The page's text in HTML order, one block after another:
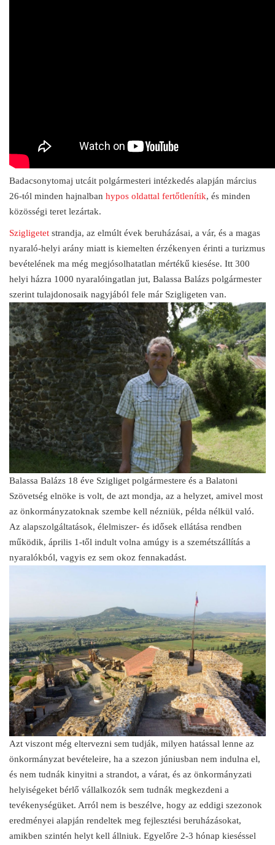
Badacsonytomaj utcáit polgármesteri intézkedés alapján március
26-tól minden hajnalban hypos oldattal fertőtlenítik, és minden
közösségi teret lezártak.
Szigligetet strandja, az elmúlt évek beruházásai, a vár, és a magas
nyaraló-helyi arány miatt is kiemelten érzékenyen érinti a turizmus
bevételének ma még megjósolhatatlan mértékű kiesése. Itt 300
helyi házra 1000 nyaralóingatlan jut, Balassa Balázs polgármester
szerint tulajdonosaik nagyjából fele már Szigligeten van.
Balassa Balázs 18 éve Szigliget polgármestere és a Balatoni
Szövetség elnöke is volt, de azt mondja, az a helyzet, amivel most
az önkormányzatoknak szembe kell nézniük, példa nélkül való.
Az alapszolgáltatások, élelmiszer- és idősek ellátása rendben
működik, április 1-től indult volna amúgy is a szemétszállítás a
nyaralókból, vagyis ez sem okoz fennakadást.
Azt viszont még eltervezni sem tudják, milyen hatással lenne az
önkormányzat bevételeire, ha a szezon júniusban nem indulna el,
és nem tudnák kinyitni a strandot, a várat, és az önkormányzati
helyiségeket bérlő vállalkozók sem tudnák megkezdeni a
tevékenységüket. Arról nem is beszélve, hogy az eddigi szezonok
eredményei alapján rendeltek meg fejlesztési beruházásokat,
amikben szintén helyt kell állniuk. Egyelőre 2-3 hónap kieséssel